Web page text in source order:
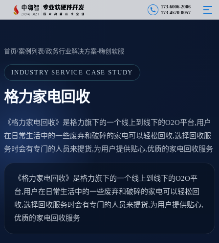
173-6006-2006
173-4570-0057
首页/案例列表/政务行业解决方案-嗨创软服
INDUSTRY SERVICE CASE STUDY
格力家电回收
《格力家电回收》是格力旗下的一个线上到线下的O2O平台,用户
在日常生活中的一些废弃和破碎的家电可以轻松回收,选择回收服
务时会有专门的人员来提货,为用户提供贴心,优质的家电回收服务
《格力家电回收》是格力旗下的一个线上到线下的O2O平
台,用户在日常生活中的一些废弃和破碎的家电可以轻松回
收,选择回收服务时会有专门的人员来提货,为用户提供贴心,
优质的家电回收服务